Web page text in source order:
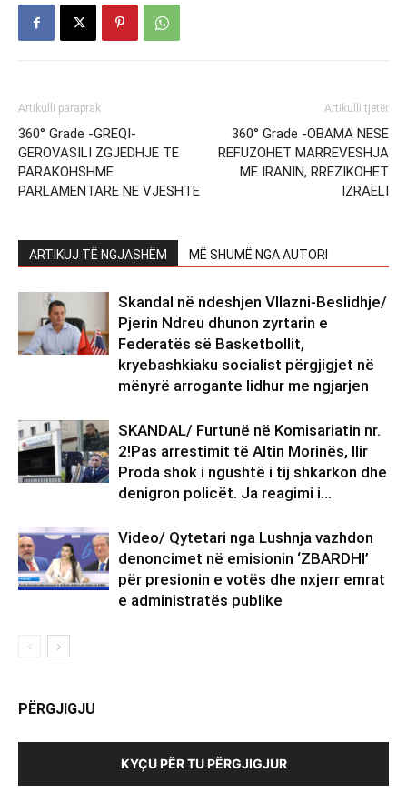
Artikulli paraprak
360° Grade -GREQI-
GEROVASILI ZGJEDHJE TE
PARAKOHSHME
PARLAMENTARE NE VJESHTE
Artikulli tjetër
360° Grade -OBAMA NESE
REFUZOHET MARREVESHJA
ME IRANIN, RREZIKOHET
IZRAELI
ARTIKUJ TË NGJASHËM MË SHUMË NGA AUTORI
Skandal në ndeshjen Vllazni-Beslidhje/
Pjerin Ndreu dhunon zyrtarin e
Federatës së Basketbollit,
kryebashkiaku socialist përgjigjet në
mënyrë arrogante lidhur me ngjarjen
SKANDAL/ Furtunë në Komisariatin nr.
2!Pas arrestimit të Altin Morinës, Ilir
Proda shok i ngushtë i tij shkarkon dhe
denigron policët. Ja reagimi i...
Video/ Qytetari nga Lushnja vazhdon
denoncimet në emisionin ‘ZBARDHI’
për presionin e votës dhe nxjerr emrat
e administratës publike
PËRGJIGJU
KYÇU PËR TU PËRGJIGJUR